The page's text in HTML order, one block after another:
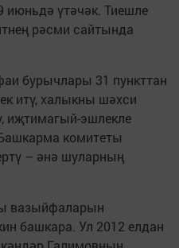
июньдә үтәчәк. Тиешле
рәсми сайтында
бурычлары 31 пункттан
итү, халыкны шәхси
иҗтимагый-эшлекле
комитеты
– әнә шуларның
вазыйфаларын
башкара. Ул 2012 елдан